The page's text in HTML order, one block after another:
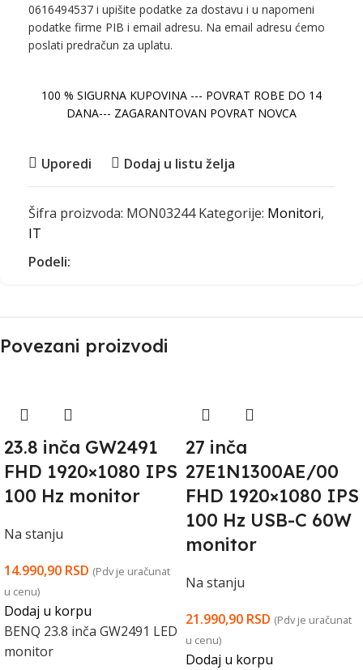
0616494537 i upišite podatke za dostavu i u napomeni
podatke firme PIB i email adresu. Na email adresu ćemo
poslati predračun za uplatu.
100 % SIGURNA KUPOVINA --- POVRAT ROBE DO 14
DANA--- ZAGARANTOVAN POVRAT NOVCA
Uporedi Dodaj u listu želja
Šifra proizvoda: MON03244Kategorije: Monitori,
IT
Podeli:
Povezani proizvodi
23.8 inča GW2491
FHD 1920×1080 IPS
100 Hz monitor
Na stanju
14.990,90 RSD (Pdv je uračunat
u cenu)
Dodaj u korpu
BENQ 23.8 inča GW2491 LED
monitor
27 inča
27E1N1300AE/00
FHD 1920×1080 IPS
100 Hz USB-C 60W
monitor
Na stanju
21.990,90 RSD (Pdv je uračunat
u cenu)
Dodaj u korpu